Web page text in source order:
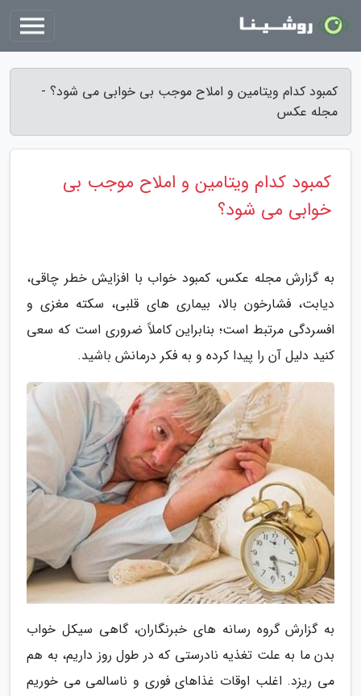
کمبود کدام ویتامین و املاح موجب بی خوابی می شود؟ -
مجله عکس
کمبود کدام ویتامین و املاح موجب بی
خوابی می شود؟
به گزارش مجله عکس، کمبود خواب با افزایش خطر چاقی،
دیابت، فشارخون بالا، بیماری های قلبی، سکته مغزی و
افسردگی مرتبط است؛ بنابراین کاملاً ضروری است که سعی
کنید دلیل آن را پیدا کرده و به فکر درمانش باشید.
به گزارش گروه رسانه های خبرنگاران، گاهی سیکل خواب
بدن ما به علت تغذیه نادرستی که در طول روز داریم، به هم
می ریزد. اغلب اوقات غذاهای فوری و ناسالمی می خوریم